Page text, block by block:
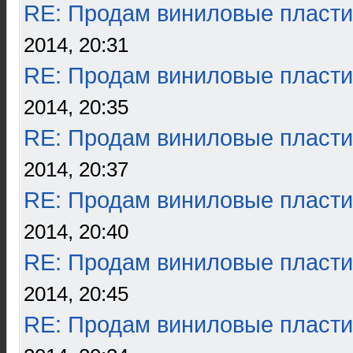
RE: Продам виниловые
2014, 20:31
RE: Продам виниловые
2014, 20:35
RE: Продам виниловые
2014, 20:37
RE: Продам виниловые
2014, 20:40
RE: Продам виниловые
2014, 20:45
RE: Продам виниловые